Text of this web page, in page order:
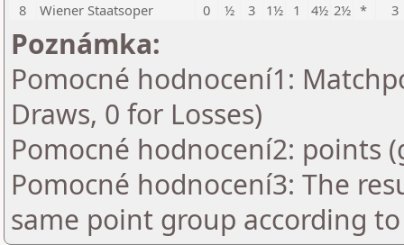
8
Wiener Staatsoper 0 ½ 3 1½ 1 4½ 2½ * 3
Poznámka:
Pomocné hodnocení1:
Draws, 0 for Losses)
Pomocné hodnocení2: points
Pomocné hodnocení3: The
same point group according